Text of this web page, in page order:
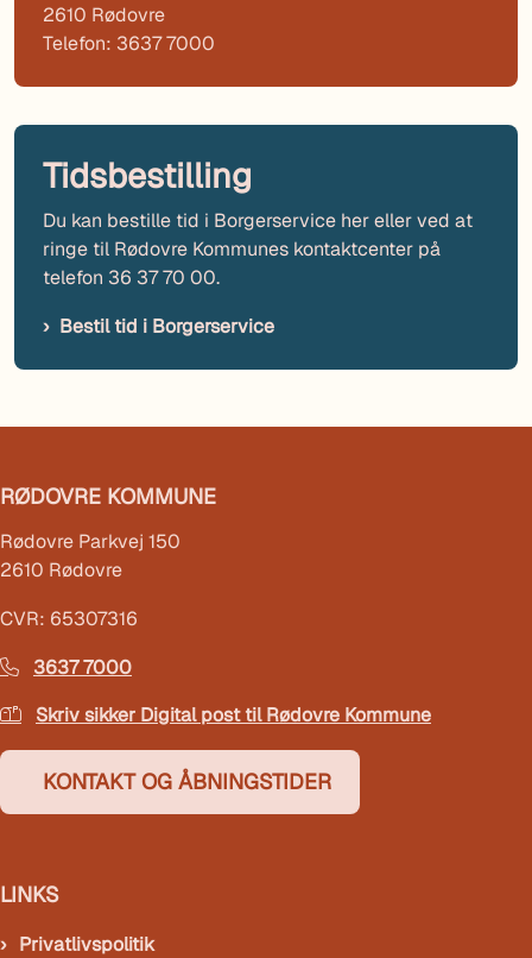
2610 Rødovre
Telefon: 3637 7000
Tidsbestilling
Du kan bestille tid i Borgerservice her eller ved at
ringe til Rødovre Kommunes kontaktcenter på
telefon 36 37 70 00.
Bestil tid i Borgerservice
RØDOVRE KOMMUNE
Rødovre Parkvej 150
2610 Rødovre
CVR: 65307316
3637 7000
Skriv sikker Digital post til Rødovre Kommune
KONTAKT OG ÅBNINGSTIDER
LINKS
Privatlivspolitik